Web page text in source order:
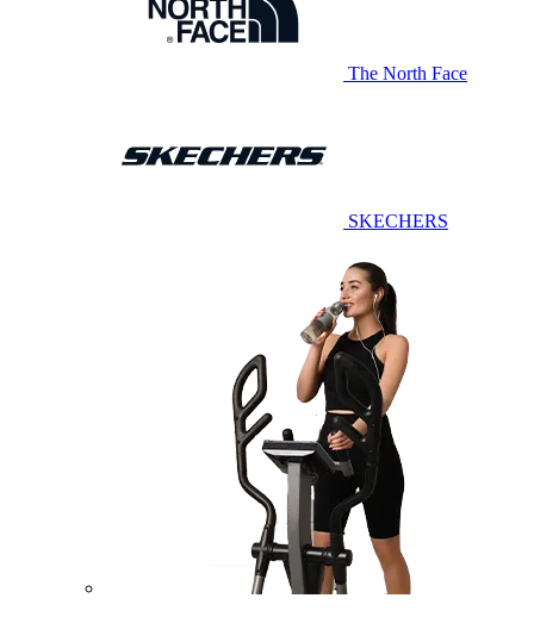
The North Face
SKECHERS